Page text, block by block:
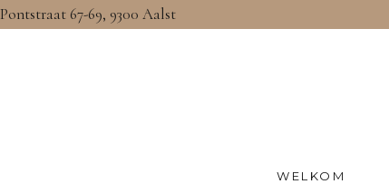
Pontstraat 67-69, 9300 Aalst
WELKOM